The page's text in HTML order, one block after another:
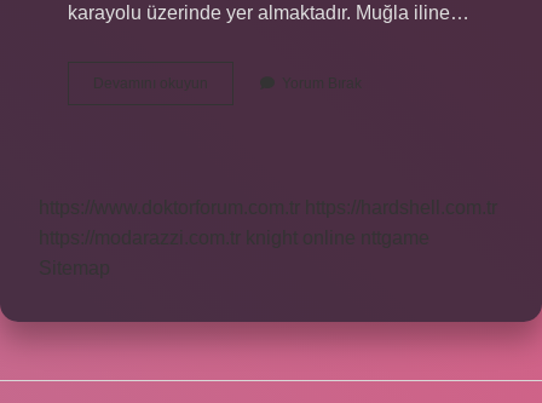
karayolu üzerinde yer almaktadır. Muğla iline…
Devamını okuyun
Ilçesi
Yorum Bırak
https://www.doktorforum.com.tr
https://hardshell.com.tr
https://modarazzi.com.tr
knight online
nttgame
Sitemap